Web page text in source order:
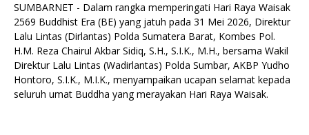
SUMBARNET - Dalam rangka memperingati Hari Raya Waisak
2569 Buddhist Era (BE) yang jatuh pada 31 Mei 2026, Direktur
Lalu Lintas (Dirlantas) Polda Sumatera Barat, Kombes Pol.
H.M. Reza Chairul Akbar Sidiq, S.H., S.I.K., M.H., bersama Wakil
Direktur Lalu Lintas (Wadirlantas) Polda Sumbar, AKBP Yudho
Hontoro, S.I.K., M.I.K., menyampaikan ucapan selamat kepada
seluruh umat Buddha yang merayakan Hari Raya Waisak.